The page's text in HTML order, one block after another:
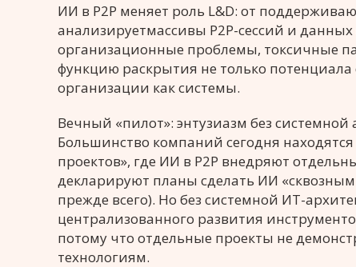
ИИ в P2P меняет роль L&D: от
анализируетмассивы Р2Р-сессий и
организационные проблемы, токсичные
функцию раскрытия не только потенциала
организации как системы.
Вечный «пилот»: энтузиазм без
Большинство компаний сегодня
проектов», где ИИ в Р2Р внедряют
декларируют планы сделать ИИ
прежде всего). Но без системной ИТ-
централизованного развития
потому что отдельные проекты не
технологиям.